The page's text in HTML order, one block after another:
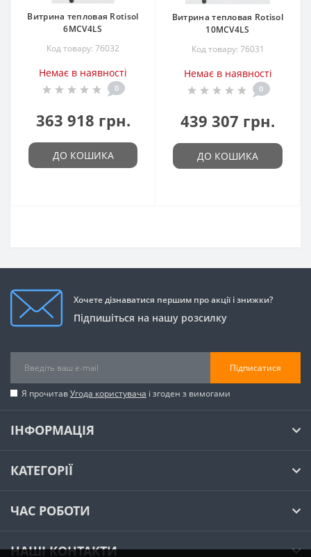
Витрина тепловая Rotisol
6MCV4LS
Код товару: 76032
Немає в наявності
0
363 918 грн.
ДО КОШИКА
Витрина тепловая Rotisol
10MCV4LS
Код товару: 76031
Немає в наявності
0
439 307 грн.
ДО КОШИКА
Хочете дізнаватися першим про акції і знижки?
Підпишіться на нашу розсилку
Підписатися
Я прочитавУгода користувача і згоден з вимогами
ІНФОРМАЦІЯ
КАТЕГОРІЇ
ЧАС РОБОТИ
НАШІ КОНТАКТИ